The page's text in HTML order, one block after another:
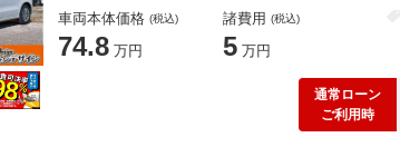
車両本体価格 (税込)
74.8 万円
諸費用 (税込)
5 万円
通常ローン
ご利用時